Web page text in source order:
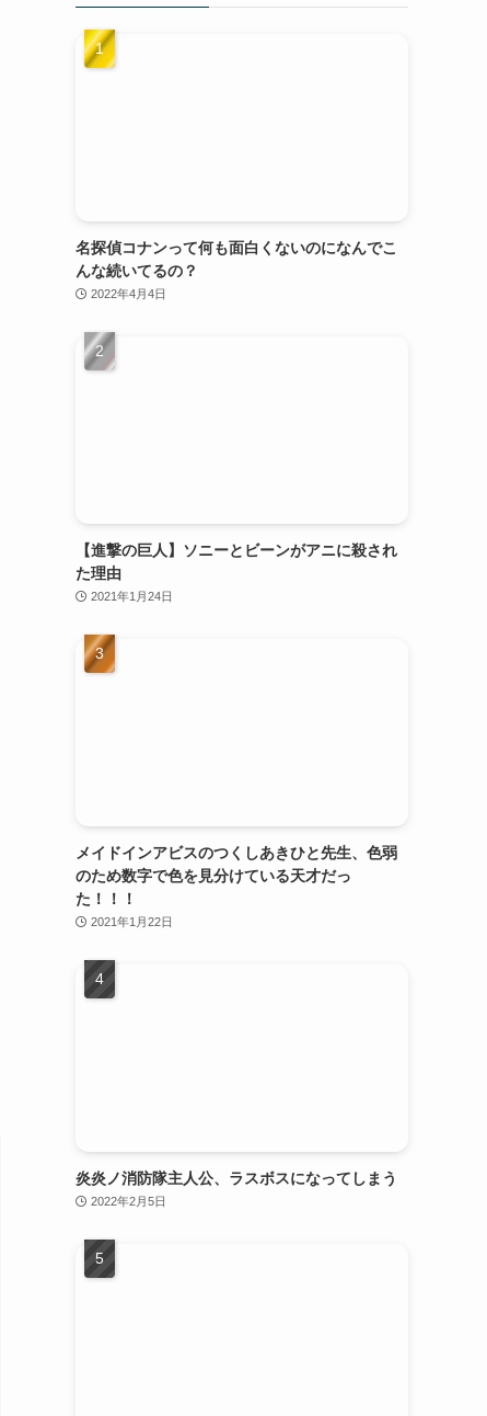
名探偵コナンって何も面白くないのになんでこ
んな続いてるの？
2022年4月4日
【進撃の巨人】ソニーとビーンがアニに殺され
た理由
2021年1月24日
メイドインアビスのつくしあきひと先生、色弱
のため数字で色を見分けている天才だっ
た！！！
2021年1月22日
炎炎ノ消防隊主人公、ラスボスになってしまう
2022年2月5日